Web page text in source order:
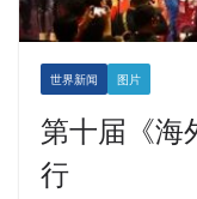
世界新闻 图片
第十届《海
行